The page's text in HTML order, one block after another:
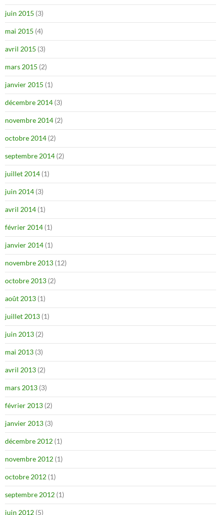
juin 2015 (3)
mai 2015 (4)
avril 2015 (3)
mars 2015 (2)
janvier 2015 (1)
décembre 2014 (3)
novembre 2014 (2)
octobre 2014 (2)
septembre 2014 (2)
juillet 2014 (1)
juin 2014 (3)
avril 2014 (1)
février 2014 (1)
janvier 2014 (1)
novembre 2013 (12)
octobre 2013 (2)
août 2013 (1)
juillet 2013 (1)
juin 2013 (2)
mai 2013 (3)
avril 2013 (2)
mars 2013 (3)
février 2013 (2)
janvier 2013 (3)
décembre 2012 (1)
novembre 2012 (1)
octobre 2012 (1)
septembre 2012 (1)
juin 2012 (5)